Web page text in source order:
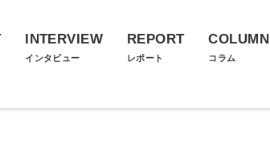
INTERVIEW
インタビュー
REPORT
レポート
COLUMN
コラム